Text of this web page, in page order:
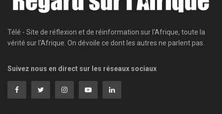
Télé - Site de réflexion et de réinformation sur l'Afrique, toute la
vérité sur l'Afrique. On dévoile ce dont les autres ne parlent pas.
Suivez nous en direct sur les réseaux sociaux